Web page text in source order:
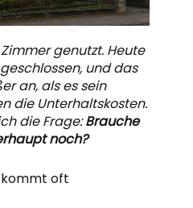
genutzt. Heute
und das
an, als es sein
die Unterhaltskosten.
die Frage:Brauche
noch?
kommt oft